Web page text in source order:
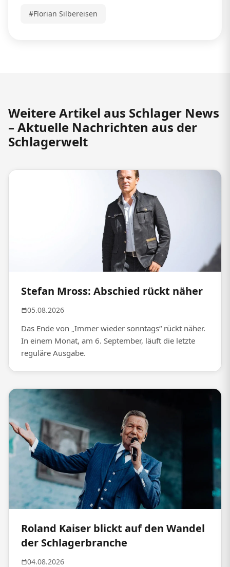
#Florian Silbereisen
Weitere Artikel aus Schlager News
– Aktuelle Nachrichten aus der
Schlagerwelt
Stefan Mross: Abschied rückt näher
05.08.2026
Das Ende von „Immer wieder sonntags“ rückt näher.
In einem Monat, am 6. September, läuft die letzte
reguläre Ausgabe.
Roland Kaiser blickt auf den Wandel
der Schlagerbranche
04.08.2026